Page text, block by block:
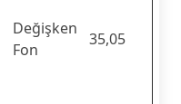
Değişken
Fon
35,05